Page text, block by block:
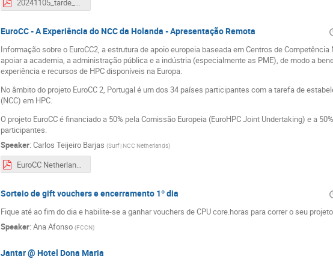
20241105_tarde_ECA2024_INCA2023_EA.pdf
EuroCC - A Experiência do NCC da Holanda - Apresentação Remota
Informação sobre o EuroCC2, a estrutura de apoio europeia baseada em Centros de
apoiar a academia, a administração pública e a indústria (especialmente as PME), de modo a
experiência e recursos de HPC disponíveis na Europa.
No âmbito do projeto EuroCC 2, Portugal é um dos 34 países participantes com a tarefa de
(NCC) em HPC.
O projeto EuroCC é financiado a 50% pela Comissão Europeia (EuroHPC Joint Undertaking) e a
participantes.
Speaker: Carlos Teijeiro Barjas (Surf | NCC Netherlands)
EuroCC Netherlands - Presentation.pdf
Sorteio de gift vouchers e encerramento 1º dia
Fique até ao fim do dia e habilite-se a ganhar vouchers de CPU core.horas para correr o seu
Speaker: Ana Afonso (FCCN)
Jantar @ Hotel Dona Maria